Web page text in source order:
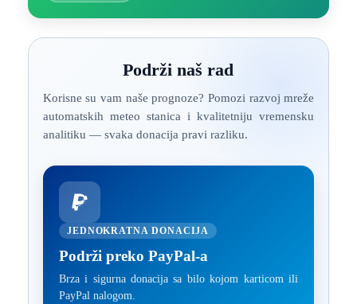
Podrži naš rad
Korisne su vam naše prognoze? Pomozi razvoj mreže
automatskih meteo stanica i kvalitetniju vremensku
analitiku — svaka donacija pravi razliku.
JEDNOKRATNA DONACIJA
Podrži preko PayPal-a
Brza i sigurna donacija sa bilo kojom karticom ili
PayPal nalogom.